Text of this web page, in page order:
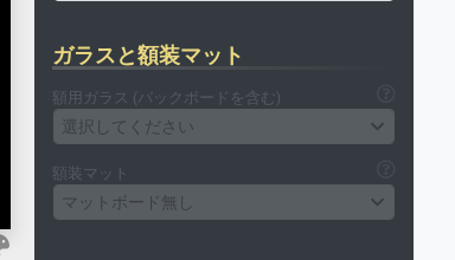
ガラスと額装マット
額用ガラス (バックボードを含む)
選択してください
額装マット
マットボード無し